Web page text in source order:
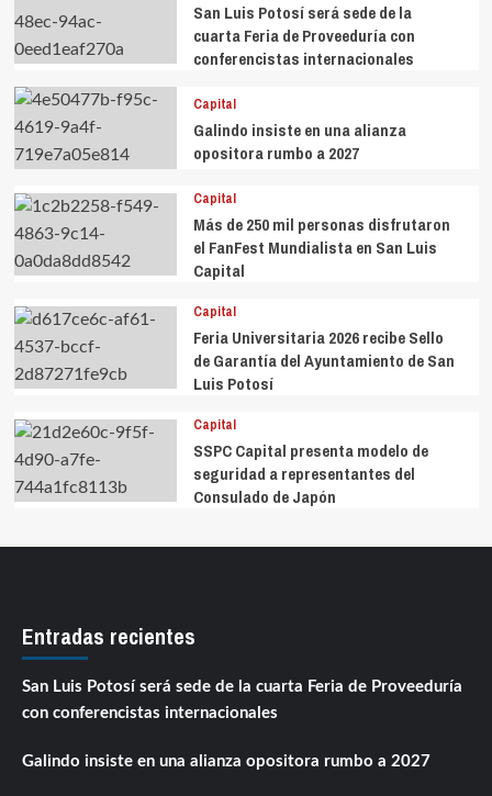
San Luis Potosí será sede de la
cuarta Feria de Proveeduría con
conferencistas internacionales
Capital
Galindo insiste en una alianza
opositora rumbo a 2027
Capital
Más de 250 mil personas disfrutaron
el FanFest Mundialista en San Luis
Capital
Capital
Feria Universitaria 2026 recibe Sello
de Garantía del Ayuntamiento de San
Luis Potosí
Capital
SSPC Capital presenta modelo de
seguridad a representantes del
Consulado de Japón
Entradas recientes
San Luis Potosí será sede de la cuarta Feria de Proveeduría
con conferencistas internacionales
Galindo insiste en una alianza opositora rumbo a 2027